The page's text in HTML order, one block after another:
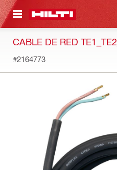
PRINCIPAL
CABLE DE RED
#2164773